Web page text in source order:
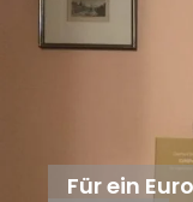
Für ein